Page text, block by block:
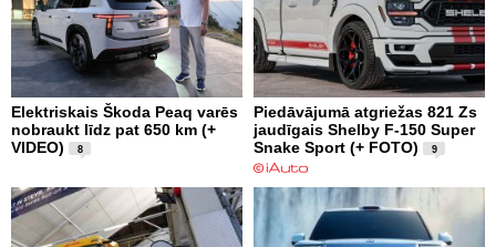
Elektriskais Škoda Peaq varēs
nobraukt līdz pat 650 km (+
VIDEO)
8
Piedāvājumā atgriežas 821 Zs
jaudīgais Shelby F-150 Super
Snake Sport (+ FOTO)
9